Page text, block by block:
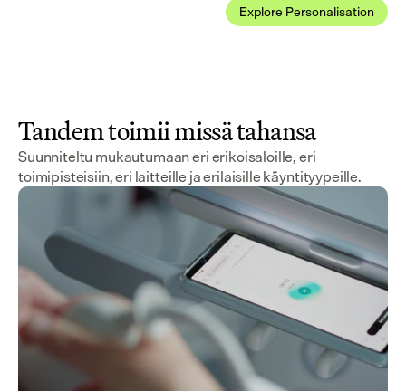
Explore Personalisation
Tandem toimii missä tahansa
Suunniteltu mukautumaan eri erikoisaloille, eri
toimipisteisiin, eri laitteille ja erilaisille käyntityypeille.